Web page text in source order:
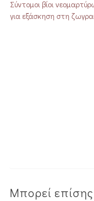
Σύντομοι βίοι
για εξάσκηση στη
Μπορεί